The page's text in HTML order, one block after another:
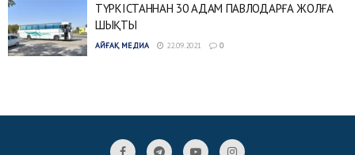
ТҮРКІСТАННАН 30 АДАМ ПАВЛОДАРҒА ЖОЛҒА
ШЫҚТЫ
АЙҒАҚ МЕДИА 22.09.2021 0